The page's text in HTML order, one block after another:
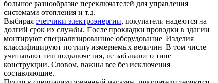
большое разнообразие переключателей для управления
системами отопления и т.д.
Выбирая счетчики электроэнергии, покупатели надеются на
долгий срок их службы. После прокладки проводки в здании
монтируют специализированное оборудование. Изделия
классифицируют по типу измеряемых величин. В том числе
учитывают тип подключения, не забывают о типе
конструкции. Словом, важны все без исключения
составляющие.